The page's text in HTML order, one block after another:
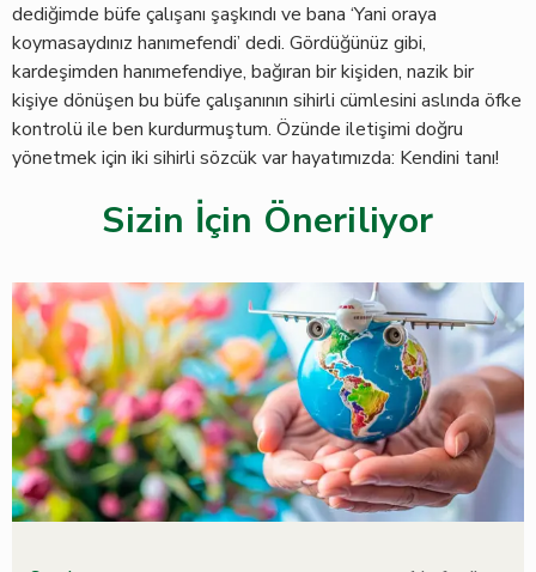
dediğimde büfe çalışanı şaşkındı ve bana ‘Yani oraya
koymasaydınız hanımefendi’ dedi. Gördüğünüz gibi,
kardeşimden hanımefendiye, bağıran bir kişiden, nazik bir
kişiye dönüşen bu büfe çalışanının sihirli cümlesini aslında öfke
kontrolü ile ben kurdurmuştum. Özünde iletişimi doğru
yönetmek için iki sihirli sözcük var hayatımızda: Kendini tanı!
Sizin İçin Öneriliyor